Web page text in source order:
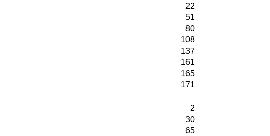
22
51
80
108
137
161
165
171
2
30
65